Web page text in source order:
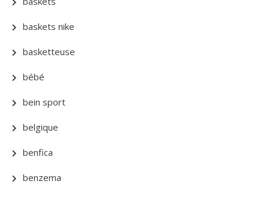
baskets nike
basketteuse
bébé
bein sport
belgique
benfica
benzema